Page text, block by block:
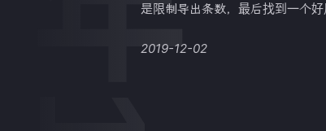
是限制导出条数，最后找到一个
2019-12-02